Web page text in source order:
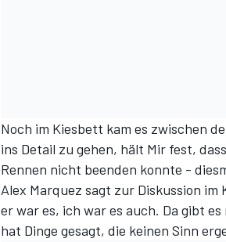
Noch im Kiesbett kam es zwischen
ins Detail zu gehen, hält Mir fest,
Rennen nicht beenden konnte -
Alex Marquez sagt zur Diskussion
er war es, ich war es auch. Da gibt
hat Dinge gesagt, die keinen Sinn